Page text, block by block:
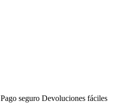
Pago seguro Devoluciones fáciles